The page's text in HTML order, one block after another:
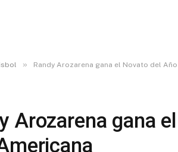
» Randy Arozarena gana el Novato del
Arozarena gana